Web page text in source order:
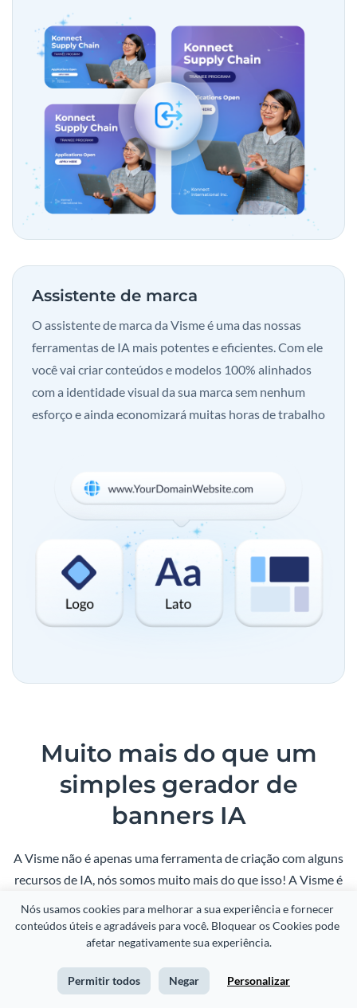
Nós usamos cookies para melhorar a sua experiência e fornecer
conteúdos úteis e agradáveis para você. Bloquear os Cookies pode
afetar negativamente sua experiência.
Permitir todos Negar Personalizar
Assistente de marca
O assistente de marca da Visme é uma das nossas
ferramentas de IA mais potentes e eficientes. Com ele
você vai criar conteúdos e modelos 100% alinhados
com a identidade visual da sua marca sem nenhum
esforço e ainda economizará muitas horas de trabalho
Muito mais do que um
simples gerador de
banners IA
A Visme não é apenas uma ferramenta de criação com alguns
recursos de IA, nós somos muito mais do que isso! A Visme é
das ferramentas e soluções de design da Visme você pode
criar absolutamente qualquer tipo de ativo visual, desde
apresentações e até whitepapers. Além disso, com a Visme
você também pode gerenciar suas equipes de criação e dar